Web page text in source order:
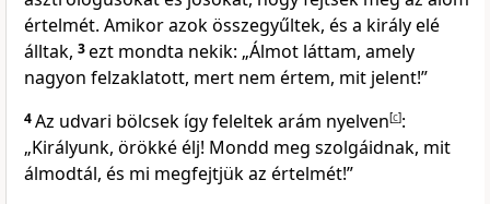
értelmét. Amikor azok összegyűltek, és a király elé
álltak, 3ezt mondta nekik: „Álmot láttam, amely
nagyon felzaklatott, mert nem értem, mit jelent!”
4Az udvari bölcsek így feleltek arám nyelven[c]:
„Királyunk, örökké élj! Mondd meg szolgáidnak, mit
álmodtál, és mi megfejtjük az értelmét!”